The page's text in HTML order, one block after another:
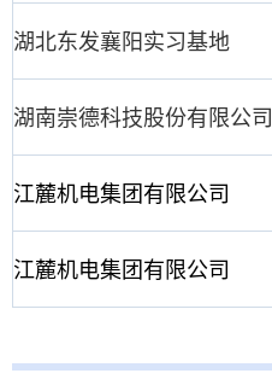
湖北东发襄阳实习基地
湖南崇德科技股份有限公司
江麓机电集团有限公司
江麓机电集团有限公司